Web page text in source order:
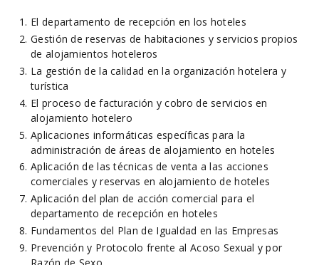
El departamento de recepción en los hoteles
Gestión de reservas de habitaciones y servicios propios
de alojamientos hoteleros
La gestión de la calidad en la organización hotelera y
turística
El proceso de facturación y cobro de servicios en
alojamiento hotelero
Aplicaciones informáticas específicas para la
administración de áreas de alojamiento en hoteles
Aplicación de las técnicas de venta a las acciones
comerciales y reservas en alojamiento de hoteles
Aplicación del plan de acción comercial para el
departamento de recepción en hoteles
Fundamentos del Plan de Igualdad en las Empresas
Prevención y Protocolo frente al Acoso Sexual y por
Razón de Sexo